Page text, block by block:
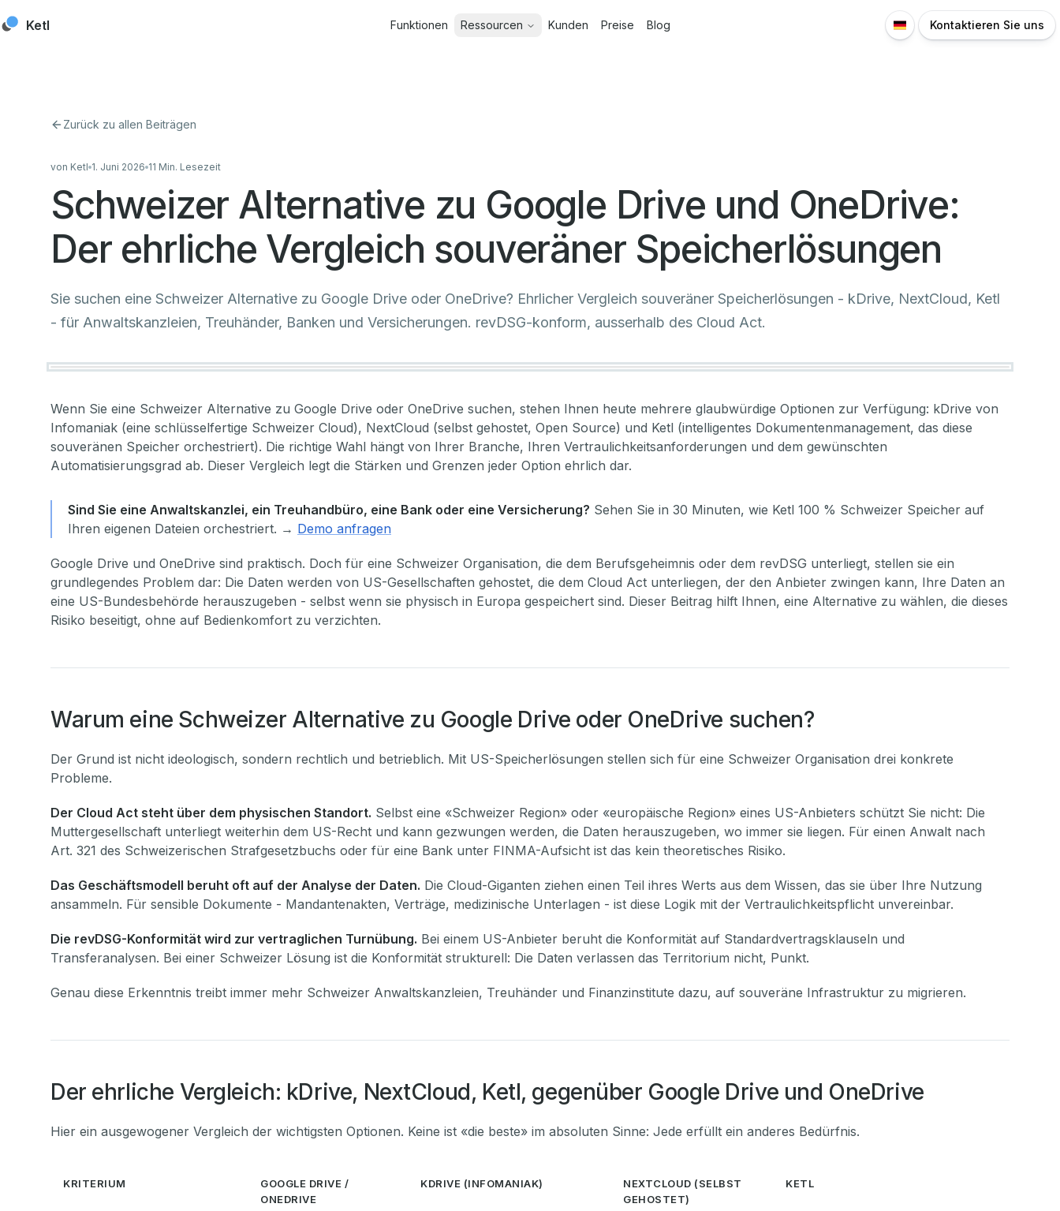
Ketl
Funktionen Ressourcen Kunden Preise Blog Kontaktieren Sie uns
Zurück zu allen Beiträgen
von Ketl 1. Juni 2026 11 Min. Lesezeit
Schweizer Alternative zu Google Drive und OneDrive:
Der ehrliche Vergleich souveräner Speicherlösungen
Sie suchen eine Schweizer Alternative zu Google Drive oder OneDrive? Ehrlicher Vergleich souveräner Speicherlösungen - kDrive, NextCloud, Ketl
- für Anwaltskanzleien, Treuhänder, Banken und Versicherungen. revDSG-konform, ausserhalb des Cloud Act.
Wenn Sie eine Schweizer Alternative zu Google Drive oder OneDrive suchen, stehen Ihnen heute mehrere glaubwürdige Optionen zur Verfügung: kDrive von
Infomaniak (eine schlüsselfertige Schweizer Cloud), NextCloud (selbst gehostet, Open Source) und Ketl (intelligentes Dokumentenmanagement, das diese
souveränen Speicher orchestriert). Die richtige Wahl hängt von Ihrer Branche, Ihren Vertraulichkeitsanforderungen und dem gewünschten
Automatisierungsgrad ab. Dieser Vergleich legt die Stärken und Grenzen jeder Option ehrlich dar.
Sind Sie eine Anwaltskanzlei, ein Treuhandbüro, eine Bank oder eine Versicherung? Sehen Sie in 30 Minuten, wie Ketl 100 % Schweizer Speicher auf
Ihren eigenen Dateien orchestriert. → Demo anfragen
Google Drive und OneDrive sind praktisch. Doch für eine Schweizer Organisation, die dem Berufsgeheimnis oder dem revDSG unterliegt, stellen sie ein
grundlegendes Problem dar: Die Daten werden von US-Gesellschaften gehostet, die dem Cloud Act unterliegen, der den Anbieter zwingen kann, Ihre Daten an
eine US-Bundesbehörde herauszugeben - selbst wenn sie physisch in Europa gespeichert sind. Dieser Beitrag hilft Ihnen, eine Alternative zu wählen, die dieses
Risiko beseitigt, ohne auf Bedienkomfort zu verzichten.
Warum eine Schweizer Alternative zu Google Drive oder OneDrive suchen?
Der Grund ist nicht ideologisch, sondern rechtlich und betrieblich. Mit US-Speicherlösungen stellen sich für eine Schweizer Organisation drei konkrete
Probleme.
Der Cloud Act steht über dem physischen Standort. Selbst eine «Schweizer Region» oder «europäische Region» eines US-Anbieters schützt Sie nicht: Die
Muttergesellschaft unterliegt weiterhin dem US-Recht und kann gezwungen werden, die Daten herauszugeben, wo immer sie liegen. Für einen Anwalt nach
Art. 321 des Schweizerischen Strafgesetzbuchs oder für eine Bank unter FINMA-Aufsicht ist das kein theoretisches Risiko.
Das Geschäftsmodell beruht oft auf der Analyse der Daten. Die Cloud-Giganten ziehen einen Teil ihres Werts aus dem Wissen, das sie über Ihre Nutzung
ansammeln. Für sensible Dokumente - Mandantenakten, Verträge, medizinische Unterlagen - ist diese Logik mit der Vertraulichkeitspflicht unvereinbar.
Die revDSG-Konformität wird zur vertraglichen Turnübung. Bei einem US-Anbieter beruht die Konformität auf Standardvertragsklauseln und
Transferanalysen. Bei einer Schweizer Lösung ist die Konformität strukturell: Die Daten verlassen das Territorium nicht, Punkt.
Genau diese Erkenntnis treibt immer mehr Schweizer Anwaltskanzleien, Treuhänder und Finanzinstitute dazu, auf souveräne Infrastruktur zu migrieren.
Der ehrliche Vergleich: kDrive, NextCloud, Ketl, gegenüber Google Drive und OneDrive
Hier ein ausgewogener Vergleich der wichtigsten Optionen. Keine ist «die beste» im absoluten Sinne: Jede erfüllt ein anderes Bedürfnis.
KRITERIUM
GOOGLE DRIVE /
ONEDRIVE
KDRIVE (INFOMANIAK)
NEXTCLOUD (SELBST
GEHOSTET)
KETL